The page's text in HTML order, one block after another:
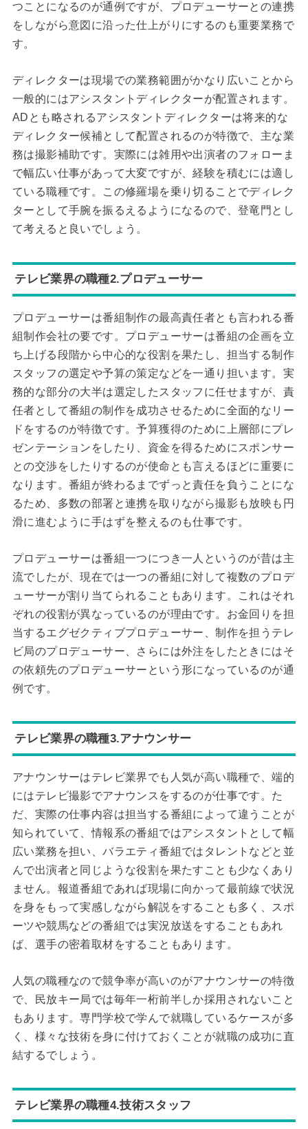
つことになるのが通例ですが、プロデューサーとの連携
をしながら意図に沿った仕上がりにするのも重要業務で
す。
ディレクターは現場での業務範囲がかなり広いことから
一般的にはアシスタントディレクターが配置されます。
ADとも略されるアシスタントディレクターは将来的な
ディレクター候補として配置されるのが特徴で、主な業
務は撮影補助です。実際には雑用や出演者のフォローま
で幅広い仕事があって大変ですが、経験を積むには適し
ている職種です。この修羅場を乗り切ることでディレク
ターとして手腕を振るえるようになるので、登竜門とし
て考えると良いでしょう。
テレビ業界の職種2.プロデューサー
プロデューサーは番組制作の最高責任者とも言われる番
組制作会社の要です。プロデューサーは番組の企画を立
ち上げる段階から中心的な役割を果たし、担当する制作
スタッフの選定や予算の策定などを一通り担います。実
務的な部分の大半は選定したスタッフに任せますが、責
任者として番組の制作を成功させるために全面的なリー
ドをするのが特徴です。予算獲得のために上層部にプレ
ゼンテーションをしたり、資金を得るためにスポンサー
との交渉をしたりするのが使命とも言えるほどに重要に
なります。番組が終わるまでずっと責任を負うことにな
るため、多数の部署と連携を取りながら撮影も放映も円
滑に進むように手はずを整えるのも仕事です。
プロデューサーは番組一つにつき一人というのが昔は主
流でしたが、現在では一つの番組に対して複数のプロデ
ューサーが割り当てられることもあります。これはそれ
ぞれの役割が異なっているのが理由です。お金回りを担
当するエグゼクティブプロデューサー、制作を担うテレ
ビ局のプロデューサー、さらには外注をしたときにはそ
の依頼先のプロデューサーという形になっているのが通
例です。
テレビ業界の職種3.アナウンサー
アナウンサーはテレビ業界でも人気が高い職種で、端的
にはテレビ撮影でアナウンスをするのが仕事です。た
だ、実際の仕事内容は担当する番組によって違うことが
知られていて、情報系の番組ではアシスタントとして幅
広い業務を担い、バラエティ番組ではタレントなどと並
んで出演者と同じような役割を果たすことも少なくあり
ません。報道番組であれば現場に向かって最前線で状況
を身をもって実感しながら解説をすることも多く、スポ
ーツや競馬などの番組では実況放送をすることもあれ
ば、選手の密着取材をすることもあります。
人気の職種なので競争率が高いのがアナウンサーの特徴
で、民放キー局では毎年一桁前半しか採用されないこと
もあります。専門学校で学んで就職しているケースが多
く、様々な技術を身に付けておくことが就職の成功に直
結するでしょう。
テレビ業界の職種4.技術スタッフ